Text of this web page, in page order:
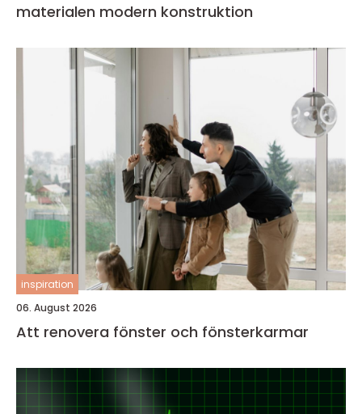
materialen modern konstruktion
inspiration
06. August 2026
Att renovera fönster och fönsterkarmar